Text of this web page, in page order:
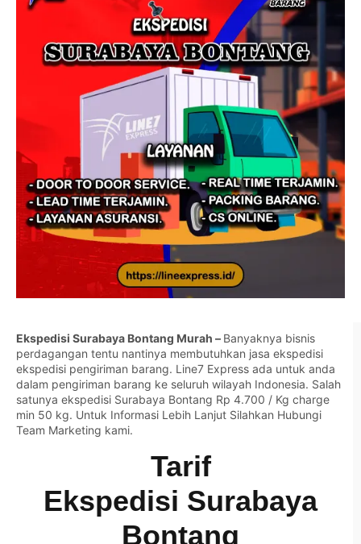
Ekspedisi Surabaya Bontang Murah – Banyaknya bisnis
perdagangan tentu nantinya membutuhkan jasa ekspedisi
ekspedisi pengiriman barang. Line7 Express ada untuk anda
dalam pengiriman barang ke seluruh wilayah Indonesia. Salah
satunya ekspedisi Surabaya Bontang Rp 4.700 / Kg charge
min 50 kg. Untuk Informasi Lebih Lanjut Silahkan Hubungi
Team Marketing kami.
Tarif
Ekspedisi Surabaya
Bontang